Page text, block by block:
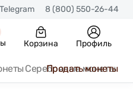
Telegram 8 (800) 550-26-44
Корзина Профиль
Серебряные монеты
Продать монеты